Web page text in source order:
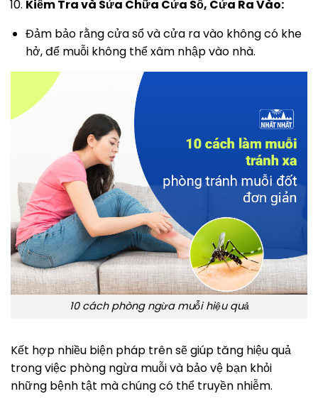
Kiểm Tra và Sửa Chữa Cửa Sổ, Cửa Ra Vào:
Đảm bảo rằng cửa sổ và cửa ra vào không có khe
hở, để muỗi không thể xâm nhập vào nhà.
10 cách phòng ngừa muỗi hiệu quả
Kết hợp nhiều biện pháp trên sẽ giúp tăng hiệu quả
trong việc phòng ngừa muỗi và bảo vệ bạn khỏi
những bệnh tật mà chúng có thể truyền nhiễm.